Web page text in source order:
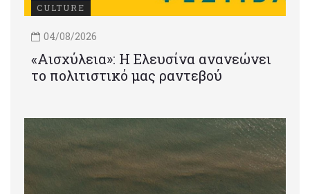
CULTURE
04/08/2026
«Αισχύλεια»: Η Ελευσίνα ανανεώνει
το πολιτιστικό μας ραντεβού